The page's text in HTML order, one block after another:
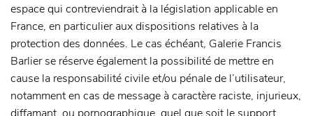
espace qui contreviendrait à la législation applicable en
France, en particulier aux dispositions relatives à la
protection des données. Le cas échéant, Galerie Francis
Barlier se réserve également la possibilité de mettre en
cause la responsabilité civile et/ou pénale de l’utilisateur,
notamment en cas de message à caractère raciste, injurieux,